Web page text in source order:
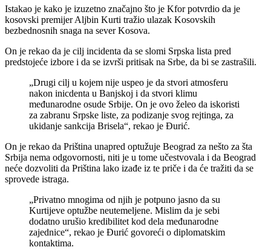
Istakao je kako je izuzetno značajno što je Kfor potvrdio da je
kosovski premijer Aljbin Kurti tražio ulazak Kosovskih
bezbednosnih snaga na sever Kosova.
On je rekao da je cilj incidenta da se slomi Srpska lista pred
predstojeće izbore i da se izvrši pritisak na Srbe, da bi se zastrašili.
„Drugi cilj u kojem nije uspeo je da stvori atmosferu
nakon inicdenta u Banjskoj i da stvori klimu
međunarodne osude Srbije. On je ovo želeo da iskoristi
za zabranu Srpske liste, za podizanje svog rejtinga, za
ukidanje sankcija Brisela“, rekao je Đurić.
On je rekao da Priština unapred optužuje Beograd za nešto za šta
Srbija nema odgovornosti, niti je u tome učestvovala i da Beograd
neće dozvoliti da Priština lako izađe iz te priče i da će tražiti da se
sprovede istraga.
„Privatno mnogima od njih je potpuno jasno da su
Kurtijeve optužbe neutemeljene. Mislim da je sebi
dodatno urušio kredibilitet kod dela međunarodne
zajednice“, rekao je Đurić govoreći o diplomatskim
kontaktima.